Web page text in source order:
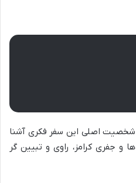
اصلی این سفر فکری آشنا
و جفری کرامز، راوی و تبیین گر